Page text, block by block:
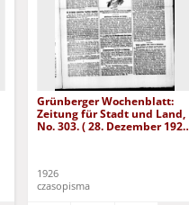
Grünberger Wochenblatt:
Zeitung für Stadt und Land,
No. 303. ( 28. Dezember 1926
1926
czasopisma